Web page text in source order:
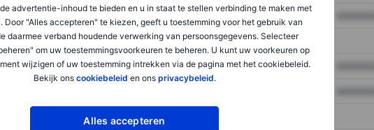
advertentie-inhoud te bieden en u in staat te stellen verbinding te maken met
Door "Alles accepteren" te kiezen, geeft u toestemming voor het gebruik van
daarmee verband houdende verwerking van persoonsgegevens. Selecteer
om uw toestemmingsvoorkeuren te beheren. U kunt uw voorkeuren op
wijzigen of uw toestemming intrekken via de pagina met het cookiebeleid.
Bekijk ons cookiebeleid en ons privacybeleid.
Alles accepteren
XXXXXXX
XXXXXXX XXXXXXX